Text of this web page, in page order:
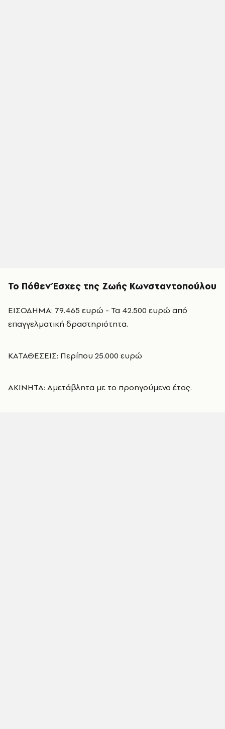
Το Πόθεν Έσχες της Ζωής Κωνσταντοπούλου
ΕΙΣΟΔΗΜΑ: 79.465 ευρώ - Τα 42.500 ευρώ από
επαγγελματική δραστηριότητα.
ΚΑΤΑΘΕΣΕΙΣ: Περίπου 25.000 ευρώ
ΑΚΙΝΗΤΑ: Αμετάβλητα με το προηγούμενο έτος.